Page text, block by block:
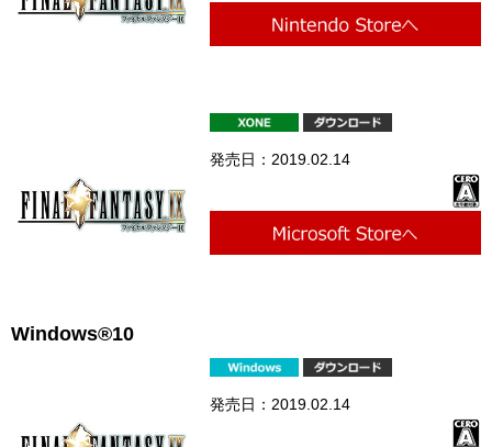
発売日：2019.02.14
Windows®10
発売日：2019.02.14